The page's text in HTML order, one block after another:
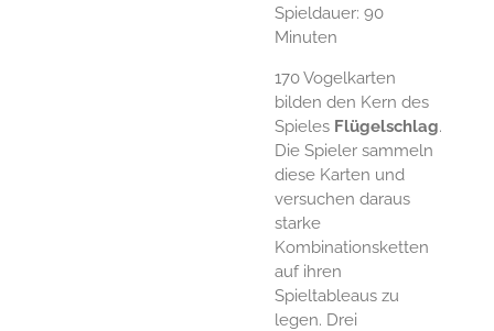
Spieldauer: 90
Minuten
170 Vogelkarten
bilden den Kern des
Spieles Flügelschlag.
Die Spieler sammeln
diese Karten und
versuchen daraus
starke
Kombinationsketten
auf ihren
Spieltableaus zu
legen. Drei